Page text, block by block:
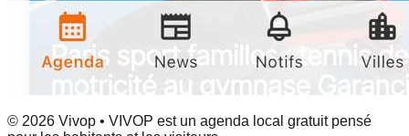
© 2026 Vivop • VIVOP est un agenda local gratuit pensé